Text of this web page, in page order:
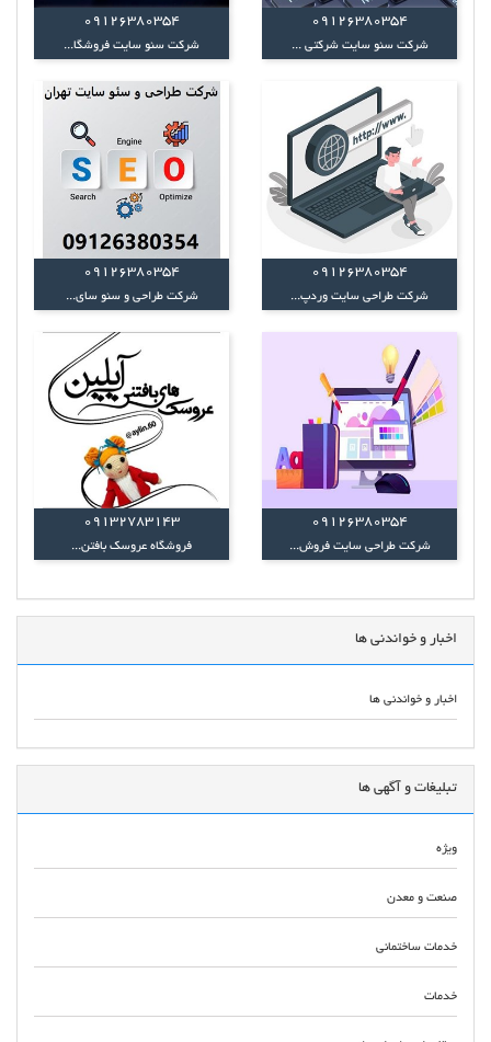
09126380354
شرکت سئو سایت شرکتی ...
09126380354
شرکت سئو سایت فروشگا...
09126380354
شرکت طراحی سایت وردپ...
09126380354
شرکت طراحی و سئو سای...
09126380354
شرکت طراحی سایت فروش...
09132783143
فروشگاه عروسک بافتن...
اخبار و خواندنی ها
اخبار و خواندنی ها
تبلیغات و آگهی ها
ویژه
صنعت و معدن
خدمات ساختمانی
خدمات